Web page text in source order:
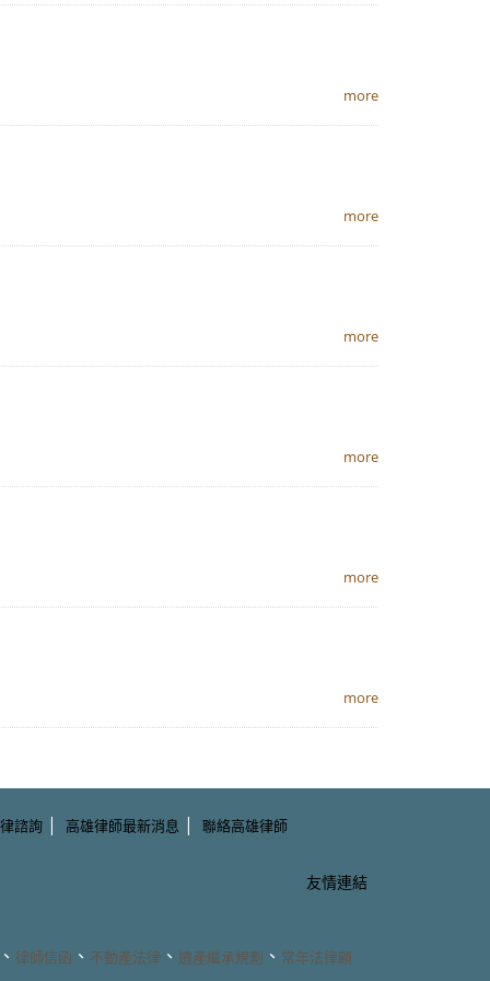
more
more
more
more
more
more
諮詢 | 高雄律師最新消息 | 聯絡高雄律師
友情連結
律師信函 、 不動產法律 、 遺產繼承規劃 、 常年法律顧